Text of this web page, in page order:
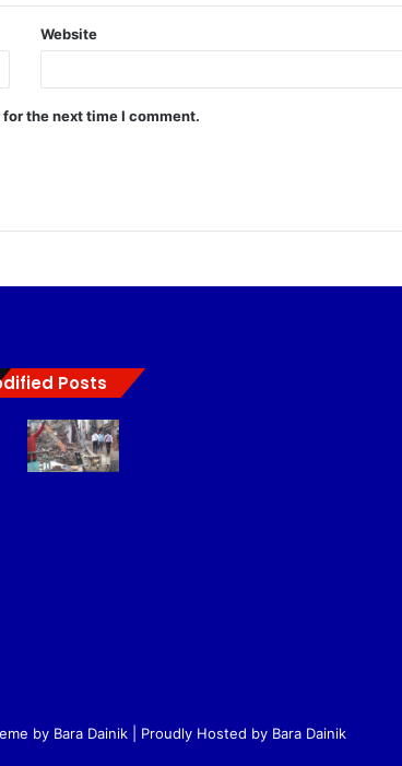
Website
the next time I comment.
Posts
by Bara Dainik | Proudly Hosted by Bara Dainik